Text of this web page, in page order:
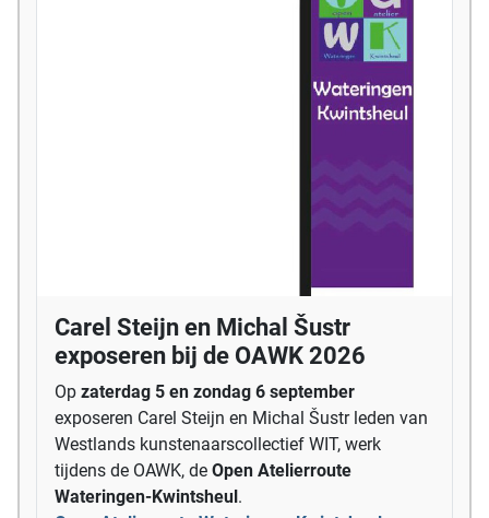
Carel Steijn en Michal Šustr
exposeren bij de OAWK 2026
Op zaterdag 5 en zondag 6 september
exposeren Carel Steijn en Michal Šustr leden van
Westlands kunstenaarscollectief WIT, werk
tijdens de OAWK, de Open Atelierroute
Wateringen-Kwintsheul .